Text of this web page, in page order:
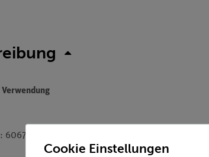
60676-86-0
Cookie Einstellungen